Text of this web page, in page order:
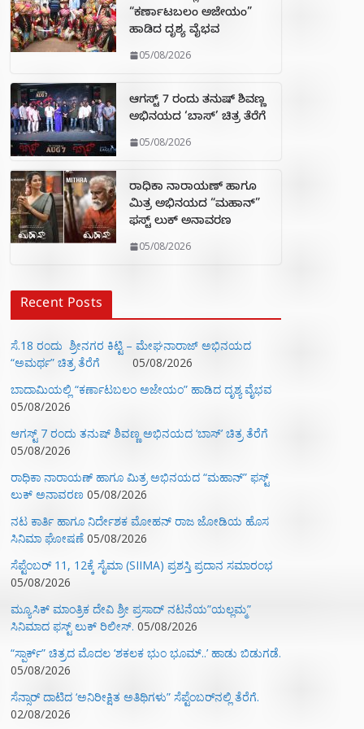
“ಕರ್ಣಾಟಬಲಂ ಅಜೇಯಂ”
ಹಾಡಿದ ದೃಶ್ಯ ವೈಭವ
05/08/2026
ಆಗಸ್ಟ್ 7 ರಂದು ತನುಷ್ ಶಿವಣ್ಣ
ಅಭಿನಯದ ‘ಬಾಸ್’ ಚಿತ್ರ ತೆರೆಗೆ
05/08/2026
ರಾಧಿಕಾ ನಾರಾಯಣ್ ಹಾಗೂ
ಮಿತ್ರ ಅಭಿನಯದ “ಮಹಾನ್”
ಫಸ್ಟ್ ಲುಕ್ ಅನಾವರಣ
05/08/2026
Recent Posts
ಸೆ.18 ರಂದು ಶ್ರೀನಗರ ಕಿಟ್ಟಿ – ಮೇಘನಾರಾಜ್ ಅಭಿನಯದ
“ಅಮರ್ಥ” ಚಿತ್ರ ತೆರೆಗೆ
05/08/2026
ಬಾದಾಮಿಯಲ್ಲಿ “ಕರ್ಣಾಟಬಲಂ ಅಜೇಯಂ” ಹಾಡಿದ ದೃಶ್ಯ ವೈಭವ
05/08/2026
ಆಗಸ್ಟ್ 7 ರಂದು ತನುಷ್ ಶಿವಣ್ಣ ಅಭಿನಯದ ‘ಬಾಸ್’ ಚಿತ್ರ ತೆರೆಗೆ
05/08/2026
ರಾಧಿಕಾ ನಾರಾಯಣ್ ಹಾಗೂ ಮಿತ್ರ ಅಭಿನಯದ “ಮಹಾನ್” ಫಸ್ಟ್
ಲುಕ್ ಅನಾವರಣ 05/08/2026
ನಟ ಕಾರ್ತಿ ಹಾಗೂ ನಿರ್ದೇಶಕ ಮೋಹನ್ ರಾಜ ಜೋಡಿಯ ಹೊಸ
ಸಿನಿಮಾ ಘೋಷಣೆ 05/08/2026
ಸೆಪ್ಟೆಂಬರ್ 11, 12ಕ್ಕೆ ಸೈಮಾ (SIIMA) ಪ್ರಶಸ್ತಿ ಪ್ರದಾನ ಸಮಾರಂಭ
05/08/2026
ಮ್ಯೂಸಿಕ್‌ ಮಾಂತ್ರಿಕ ದೇವಿ ಶ್ರೀ ಪ್ರಸಾದ್ ನಟನೆಯ”ಯಲ್ಲಮ್ಮ”
ಸಿನಿಮಾದ ಫಸ್ಟ್‌ ಲುಕ್‌ ರಿಲೀಸ್. 05/08/2026
“ಸ್ಪಾರ್ಕ್” ಚಿತ್ರದ ಮೊದಲ‌ ‘ಶಕಲಕ ಭುಂ‌ ಭೂಮ್..’ ಹಾಡು ಬಿಡುಗಡೆ.
05/08/2026
ಸೆನ್ಸಾರ್ ದಾಟಿದ ‘ಅನಿರೀಕ್ಷಿತ ಅತಿಥಿಗಳು” ಸೆಪ್ಟೆಂಬರ್‌ನಲ್ಲಿ ತೆರೆಗೆ.
02/08/2026